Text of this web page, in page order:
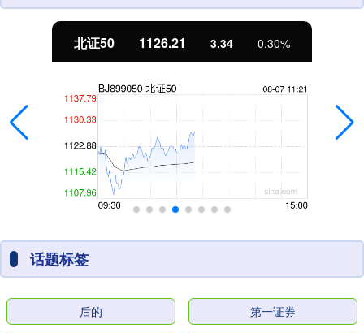
北证50 1126.21 3.34 0.30%
话题标签
后的 第一证券